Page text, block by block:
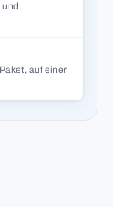
und
auf einer